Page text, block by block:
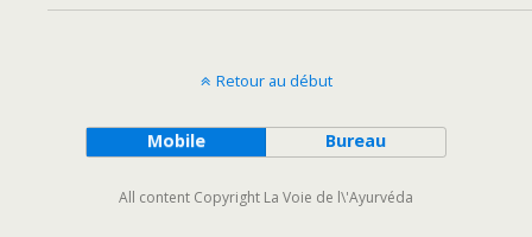
Retour au début
Mobile Bureau
All content Copyright La Voie de l\'Ayurvéda